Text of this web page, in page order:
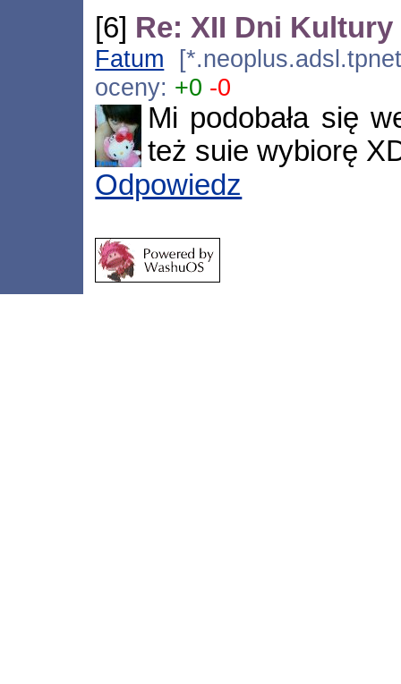
[6] Re: XII Dni
Fatum
oceny: +0 -0
Mi podobała się
też suie wybiorę
Odpowiedz